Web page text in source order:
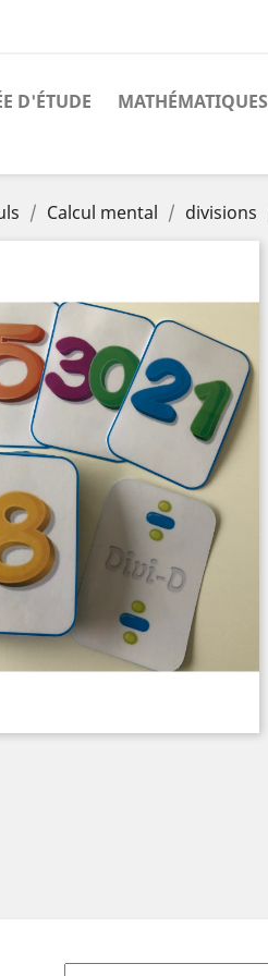
D'ÉTUDE MATHÉMATIQUES
Calcul mental divisions